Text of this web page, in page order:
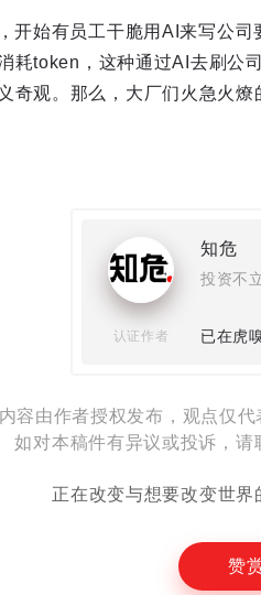
开始有员工干脆用AI来写公
耗token，这种通过AI去刷公
奇观。那么，大厂们火急火
知危
投资不
认证作者 已在虎
容由作者授权发布，观点仅代
如对本稿件有异议或投诉，请
正在改变与想要改变世界
赞